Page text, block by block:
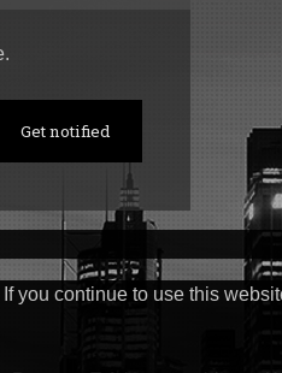
continue to use this